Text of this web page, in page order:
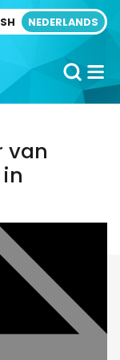
NEDERLANDS
van